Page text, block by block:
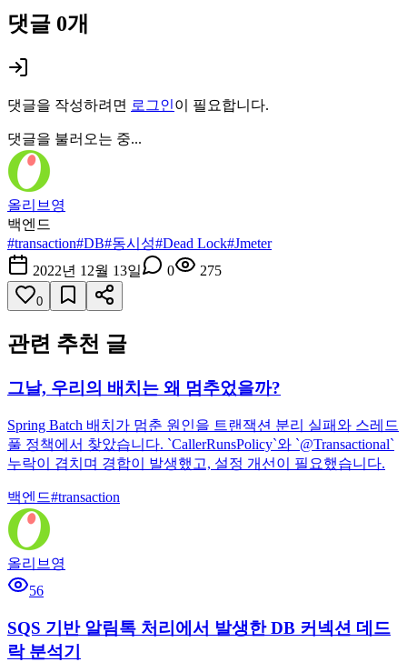
댓글 0개
댓글을 작성하려면 로그인이 필요합니다.
댓글을 불러오는 중...
올리브영
백엔드
#transaction#DB#동시성#Dead Lock#Jmeter
2022년 12월 13일
0 275
0
관련 추천 글
그날, 우리의 배치는 왜 멈추었을까?
Spring Batch 배치가 멈춘 원인을 트랜잭션 분리 실패와 스레드
풀 정책에서 찾았습니다. `CallerRunsPolicy`와 `@Transactional`
누락이 겹치며 경합이 발생했고, 설정 개선이 필요했습니다.
백엔드#transaction
올리브영
56
SQS 기반 알림톡 처리에서 발생한 DB 커넥션 데드
락 분석기